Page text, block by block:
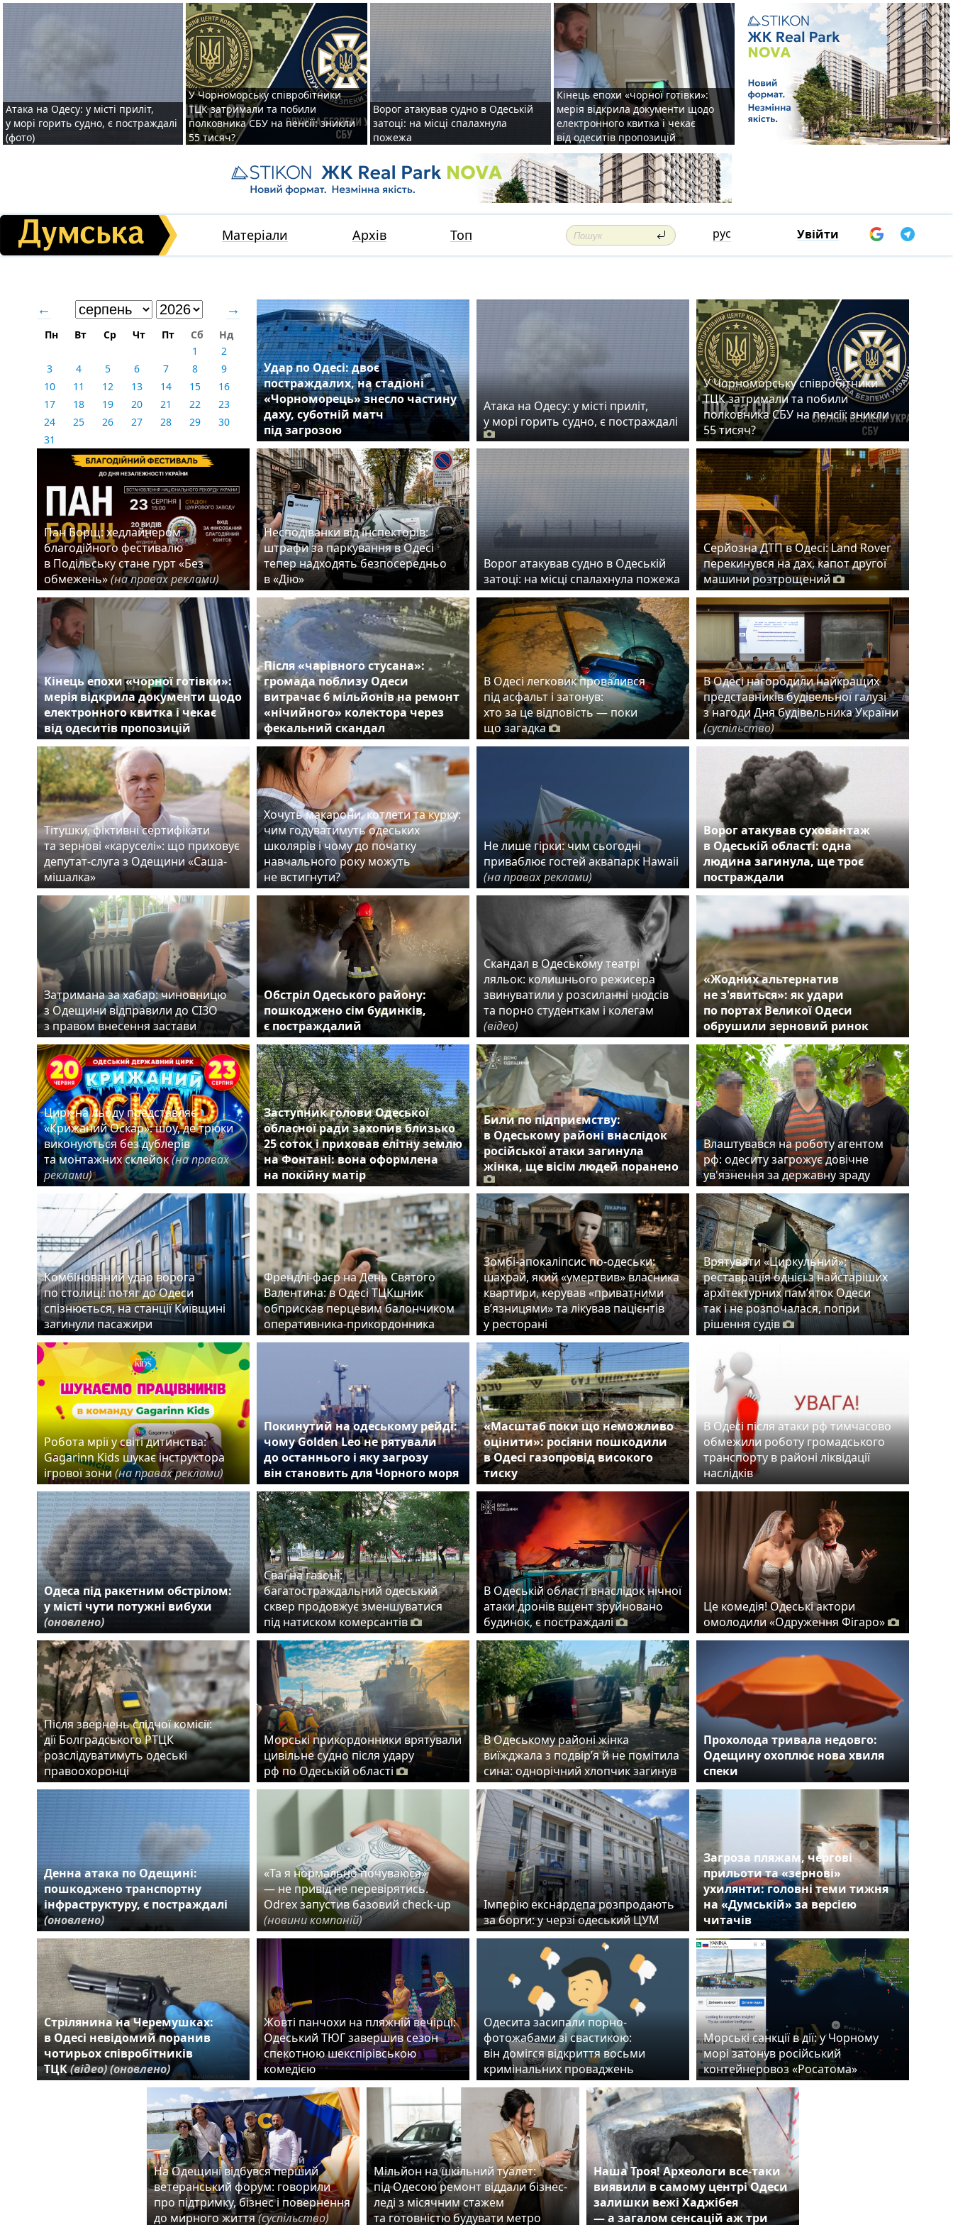
Атака на Одесу: у місті приліт,
у морі горить судно, є постраждалі
(фото)
У Чорноморську співробітники
ТЦК затримали та побили
полковника СБУ на пенсії: зникли
55 тисяч?
Ворог атакував судно в Одеській
затоці: на місці спалахнула
пожежа
Кінець епохи «чорної готівки»:
мерія відкрила документи щодо
електронного квитка і чекає
від одеситів пропозицій
Матеріали Архів Топ рус Увійти
← →
Пн Вт Ср Чт Пт Сб
Нд
1
2
3
4 5 6 7 8
9
10
11 12 13 14 15
16
17
18 19 20 21 22
23
24
25 26 27 28 29
30
31
Удар по Одесі: двоє
постраждалих, на стадіоні
«Чорноморець» знесло частину
даху, суботній матч
під загрозою
Атака на Одесу: у місті приліт,
у морі горить судно, є постраждалі
У Чорноморську співробітники
ТЦК затримали та побили
полковника СБУ на пенсії: зникли
55 тисяч?
Пан Борщ: хедлайнером
благодійного фестивалю
в Подільську стане гурт «Без
обмежень»(на правах реклами)
Несподіванки від інспекторів:
штрафи за паркування в Одесі
тепер надходять безпосередньо
в «Дію»
Ворог атакував судно в Одеській
затоці: на місці спалахнула пожежа
Серйозна ДТП в Одесі: Land Rover
перекинувся на дах, капот другої
машини розтрощений
Кінець епохи «чорної готівки»:
мерія відкрила документи щодо
електронного квитка і чекає
від одеситів пропозицій
Після «чарівного стусана»:
громада поблизу Одеси
витрачає 6 мільйонів на ремонт
«нічийного» колектора через
фекальний скандал
В Одесі легковик провалився
під асфальт і затонув:
хто за це відповість — поки
що загадка
В Одесі нагородили найкращих
представників будівельної галузі
з нагоди Дня будівельника України
(суспільство)
Тітушки, фіктивні сертифікати
та зернові «каруселі»: що приховує
депутат-слуга з Одещини «Саша-
мішалка»
Хочуть макарони, котлети та курку:
чим годуватимуть одеських
школярів і чому до початку
навчального року можуть
не встигнути?
Не лише гірки: чим сьогодні
приваблює гостей аквапарк Hawaii
(на правах реклами)
Ворог атакував суховантаж
в Одеській області: одна
людина загинула, ще троє
постраждали
Затримана за хабар: чиновницю
з Одещини відправили до СІЗО
з правом внесення застави
Обстріл Одеського району:
пошкоджено сім будинків,
є постраждалий
Скандал в Одеському театрі
ляльок: колишнього режисера
звинуватили у розсиланні нюдсів
та порно студенткам і колегам
(відео)
«Жодних альтернатив
не з'явиться»: як удари
по портах Великої Одеси
обрушили зерновий ринок
Цирк на льоду представляє
«Крижаний Оскар»: шоу, де трюки
виконуються без дублерів
та монтажних склейок(на правах
реклами)
Заступник голови Одеської
обласної ради захопив близько
25 соток і приховав елітну землю
на Фонтані: вона оформлена
на покійну матір
Били по підприємству:
в Одеському районі внаслідок
російської атаки загинула
жінка, ще вісім людей поранено
Влаштувався на роботу агентом
рф: одеситу загрожує довічне
ув'язнення за державну зраду
Комбінований удар ворога
по столиці: потяг до Одеси
спізнюється, на станції Київщині
загинули пасажири
Френдлі-фаєр на День Святого
Валентина: в Одесі ТЦКшник
обприскав перцевим балончиком
оперативника-прикордонника
Зомбі-апокаліпсис по-одеськи:
шахрай, який «умертвив» власника
квартири, керував «приватними
в’язницями» та лікував пацієнтів
у ресторані
Врятувати «Циркульний»:
реставрація однієї з найстаріших
архітектурних пам’яток Одеси
так і не розпочалася, попри
рішення судів
Робота мрії у світі дитинства:
Gagarinn Kids шукає інструктора
ігрової зони(на правах реклами)
Покинутий на одеському рейді:
чому Golden Leo не рятували
до останнього і яку загрозу
він становить для Чорного моря
«Масштаб поки що неможливо
оцінити»: росіяни пошкодили
в Одесі газопровід високого
тиску
В Одесі після атаки рф тимчасово
обмежили роботу громадського
транспорту в районі ліквідації
наслідків
Одеса під ракетним обстрілом:
у місті чути потужні вибухи
(оновлено)
Сваї на газоні:
багатостраждальний одеський
сквер продовжує зменшуватися
під натиском комерсантів
В Одеській області внаслідок нічної
атаки дронів вщент зруйновано
будинок, є постраждалі
Це комедія! Одеські актори
омолодили «Одруження Фігаро»
Після звернень слідчої комісії:
дії Болградського РТЦК
розслідуватимуть одеські
правоохоронці
Морські прикордонники врятували
цивільне судно після удару
рф по Одеській області
В Одеському районі жінка
виїжджала з подвір’я й не помітила
сина: однорічний хлопчик загинув
Прохолода тривала недовго:
Одещину охоплює нова хвиля
спеки
Денна атака по Одещині:
пошкоджено транспортну
інфраструктуру, є постраждалі
(оновлено)
«Та я нормально почуваюся»
— не привід не перевірятись.
Odrex запустив базовий check-up
(новини компаній)
Імперію екснардепа розпродають
за борги: у черзі одеський ЦУМ
Загроза пляжам, чергові
прильоти та «зернові»
ухилянти: головні теми тижня
на «Думській» за версією
читачів
Стрілянина на Черемушках:
в Одесі невідомий поранив
чотирьох співробітників
ТЦК(відео)(оновлено)
Жовті панчохи на пляжній вечірці:
Одеський ТЮГ завершив сезон
спекотною шекспірівською
комедією
Одесита засипали порно-
фотожабами зі свастикою:
він домігся відкриття восьми
кримінальних проваджень
Морські санкції в дії: у Чорному
морі затонув російський
контейнеровоз «Росатома»
На Одещині відбувся перший
ветеранський форум: говорили
про підтримку, бізнес і повернення
до мирного життя(суспільство)
Мільйон на шкільний туалет:
під Одесою ремонт віддали бізнес-
леді з місячним стажем
та готовністю будувати метро
Наша Троя! Археологи все-таки
виявили в самому центрі Одеси
залишки вежі Хаджібея
— а загалом сенсацій аж три